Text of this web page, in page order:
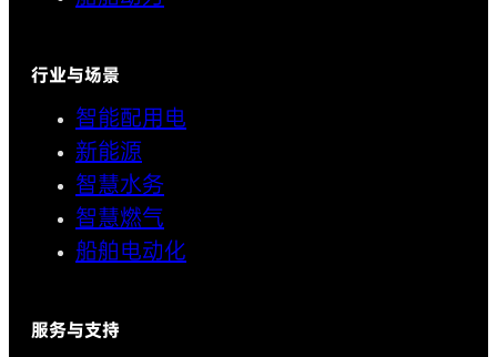
行业与场景
智能配用电
新能源
智慧水务
智慧燃气
船舶电动化
服务与支持